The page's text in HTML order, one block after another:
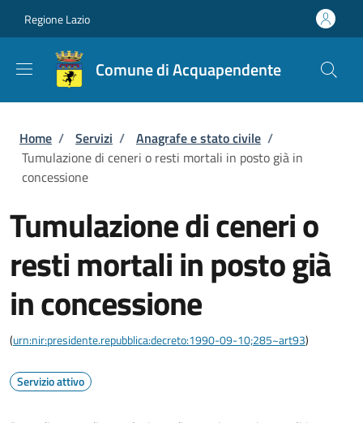
Regione Lazio
Comune di Acquapendente
Briciole di pane
Home / Servizi / Anagrafe e stato civile /
Tumulazione di ceneri o resti mortali in posto già in
concessione
Tumulazione di ceneri o
resti mortali in posto già
in concessione
(urn:nir:presidente.repubblica:decreto:1990-09-10;285~art93)
Servizio attivo